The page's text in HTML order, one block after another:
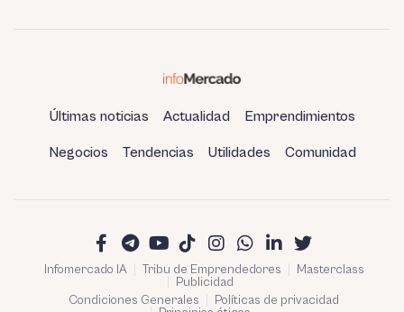
Últimas noticias Actualidad Emprendimientos
Negocios Tendencias Utilidades Comunidad
Infomercado IA Tribu de Emprendedores
Masterclass
Publicidad
Condiciones Generales
Políticas de privacidad